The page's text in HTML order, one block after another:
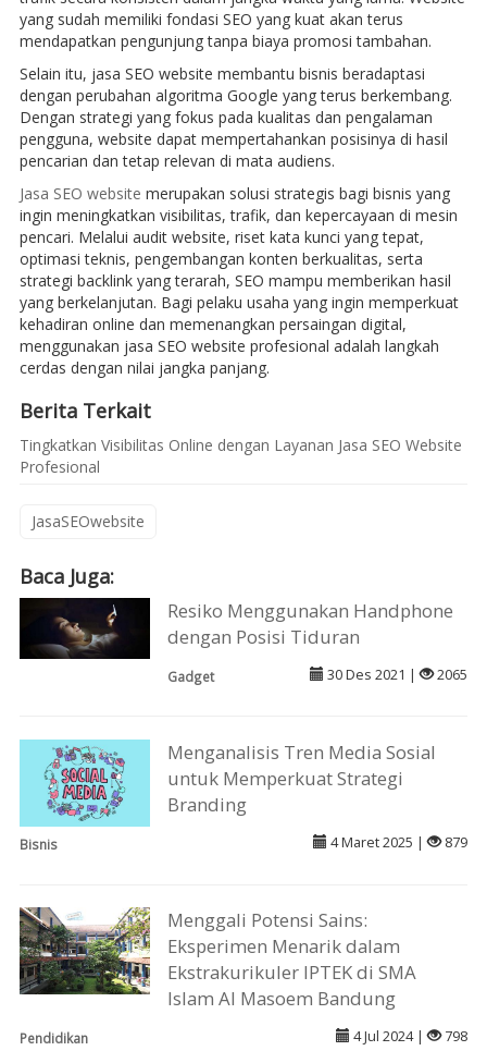
yang sudah memiliki fondasi SEO yang kuat akan terus
mendapatkan pengunjung tanpa biaya promosi tambahan.
Selain itu, jasa SEO website membantu bisnis beradaptasi
dengan perubahan algoritma Google yang terus berkembang.
Dengan strategi yang fokus pada kualitas dan pengalaman
pengguna, website dapat mempertahankan posisinya di hasil
pencarian dan tetap relevan di mata audiens.
Jasa SEO website merupakan solusi strategis bagi bisnis yang
ingin meningkatkan visibilitas, trafik, dan kepercayaan di mesin
pencari. Melalui audit website, riset kata kunci yang tepat,
optimasi teknis, pengembangan konten berkualitas, serta
strategi backlink yang terarah, SEO mampu memberikan hasil
yang berkelanjutan. Bagi pelaku usaha yang ingin memperkuat
kehadiran online dan memenangkan persaingan digital,
menggunakan jasa SEO website profesional adalah langkah
cerdas dengan nilai jangka panjang.
Berita Terkait
Tingkatkan Visibilitas Online dengan Layanan Jasa SEO Website
Profesional
JasaSEOwebsite
Baca Juga:
Resiko Menggunakan Handphone
dengan Posisi Tiduran
Gadget 30 Des 2021 | 2065
Menganalisis Tren Media Sosial
untuk Memperkuat Strategi
Branding
Bisnis 4 Maret 2025 | 879
Menggali Potensi Sains:
Eksperimen Menarik dalam
Ekstrakurikuler IPTEK di SMA
Islam Al Masoem Bandung
Pendidikan 4 Jul 2024 | 798